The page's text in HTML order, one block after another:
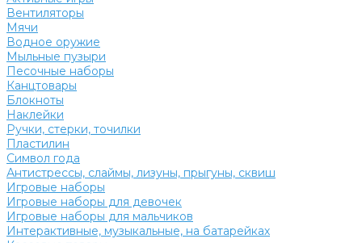
Вентиляторы
Мячи
Водное оружие
Мыльные пузыри
Песочные наборы
Канцтовары
Блокноты
Наклейки
Ручки, стерки, точилки
Пластилин
Символ года
Антистрессы, слаймы, лизуны, прыгуны, сквиш
Игровые наборы
Игровые наборы для девочек
Игровые наборы для мальчиков
Интерактивные, музыкальные, на батарейках